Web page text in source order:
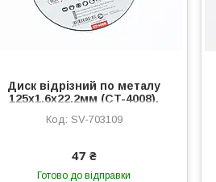
Диск відрізний по металу
125x1,6x22,2мм (CT-4008),
703109
SV-703109
47 ₴
Готово до відправки